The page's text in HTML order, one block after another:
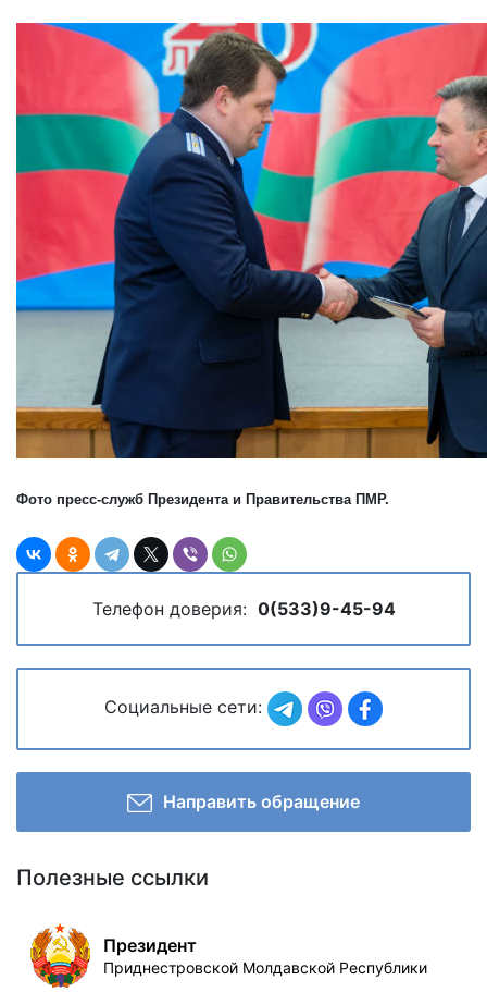
Фото пресс-служб Президента и Правительства ПМР.
Телефон доверия: 0(533)9-45-94
Социальные сети:
Направить обращение
Полезные ссылки
Президент
Приднестровской Молдавской Республики